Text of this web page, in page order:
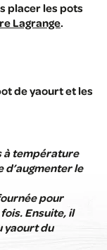
placer les pots
Lagrange.
de yaourt et les
à température
d’augmenter le
pour
Ensuite, il
yaourt du